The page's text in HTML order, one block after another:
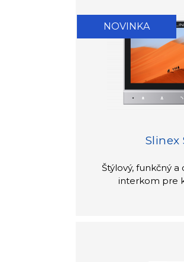
NOVINKA
Slinex
Štýlový, funkčný
interkom pre